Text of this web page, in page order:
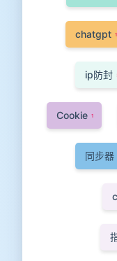
chatgpt 1
ip防封
Cookie 1
同步器